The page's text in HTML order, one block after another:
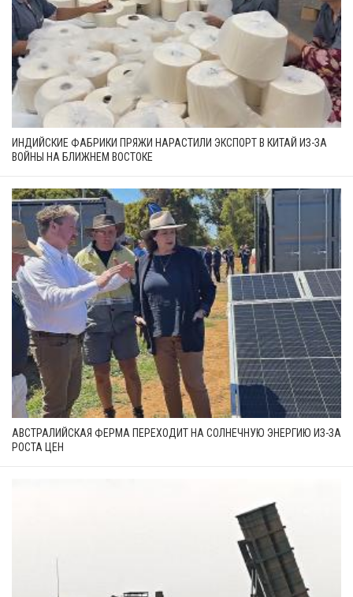
ИНДИЙСКИЕ ФАБРИКИ ПРЯЖИ НАРАСТИЛИ ЭКСПОРТ В КИТАЙ ИЗ-ЗА
ВОЙНЫ НА БЛИЖНЕМ ВОСТОКЕ
АВСТРАЛИЙСКАЯ ФЕРМА ПЕРЕХОДИТ НА СОЛНЕЧНУЮ ЭНЕРГИЮ ИЗ-ЗА
РОСТА ЦЕН